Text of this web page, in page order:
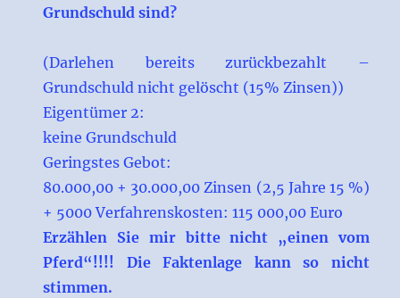
Grundschuld sind?
(Darlehen bereits zurückbezahlt –
Grundschuld nicht gelöscht (15% Zinsen))
Eigentümer 2:
keine Grundschuld
Geringstes Gebot:
80.000,00 + 30.000,00 Zinsen (2,5 Jahre 15 %)
+ 5000 Verfahrenskosten: 115 000,00 Euro
Erzählen Sie mir bitte nicht „einen vom
Pferd“!!!! Die Faktenlage kann so nicht
stimmen.